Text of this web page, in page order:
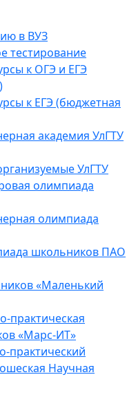
в ВУЗ
тестирование
к ОГЭ и ЕГЭ
к ЕГЭ (бюджетная
академия УлГТУ
УлГТУ
олимпиада
олимпиада
школьников ПАО
«Маленький
практическая
«Марс-ИТ»
практический
Научная